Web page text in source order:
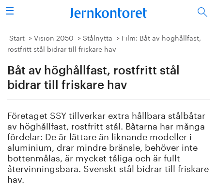
Sök
Stålindustrin
Forskning/utbildning
Vi tycker
Publicerat
Bildbank
Start Vision 2050 Stålnytta
Film: Båt av höghållfast,
rostfritt stål bidrar till friskare hav
Båt av höghållfast, rostfritt stål
bidrar till friskare hav
Företaget SSY tillverkar extra hållbara stålbåtar
av höghållfast, rostfritt stål. Båtarna har många
fördelar: De är lättare än liknande modeller i
aluminium, drar mindre bränsle, behöver inte
bottenmålas, är mycket tåliga och är fullt
återvinningsbara. Svenskt stål bidrar till friskare
hav.